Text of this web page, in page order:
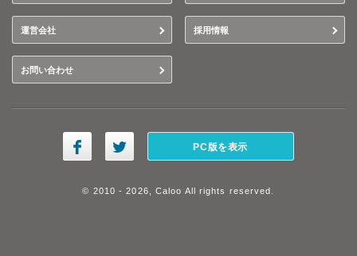
運営会社 採用情報
お問い合わせ
PC版を表示
© 2010 - 2026, Caloo All rights reserved.